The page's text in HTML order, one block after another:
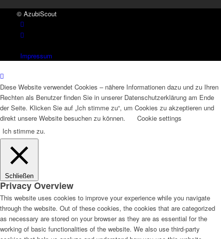
© AzubiScout
Impressum
Diese Website verwendet Cookies – nähere Informationen dazu und zu Ihren
Rechten als Benutzer finden Sie in unserer Datenschutzerklärung am Ende
der Seite. Klicken Sie auf „Ich stimme zu“, um Cookies zu akzeptieren und
direkt unsere Website besuchen zu können.
Cookie settings
Ich stimme zu.
Schließen
Privacy Overview
This website uses cookies to improve your experience while you navigate
through the website. Out of these cookies, the cookies that are categorized
as necessary are stored on your browser as they are as essential for the
working of basic functionalities of the website. We also use third-party